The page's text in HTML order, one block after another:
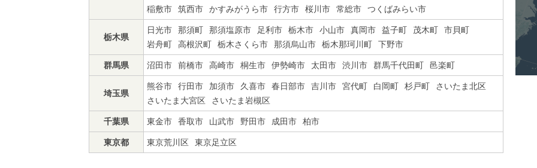
稲敷市
筑西市 かすみがうら市 行方市 桜川市 常総市 つくばみらい市
栃木県
日光市 那須町 那須塩原市 足利市 栃木市 小山市 真岡市 益子町 茂木町
市貝町
岩舟町
高根沢町 栃木さくら市 那須烏山市 栃木那珂川町 下野市
群馬県 沼田市 前橋市 高崎市 桐生市 伊勢崎市 太田市 渋川市 群馬千代田町 邑楽町
埼玉県
熊谷市 行田市 加須市 久喜市 春日部市 吉川市 宮代町 白岡町 杉戸町
さいたま北区
さいたま大宮区
さいたま岩槻区
千葉県 東金市 香取市 山武市 野田市 成田市 柏市
東京都 東京荒川区 東京足立区